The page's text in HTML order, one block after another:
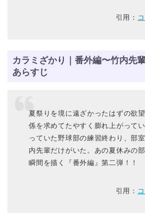
引用：
カラミざかり｜番外編〜竹内先
あらすじ
夏祭りを境に遠ざかったはずの欲
係を求めてたやすく膨れ上がって
っていた野球部の練習終わり、部
内先輩だけがいた。あの夏休みの
瞬間を描く『番外編』第二弾！！
引用：